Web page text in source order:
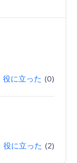
役に立った (0)
役に立った (2)